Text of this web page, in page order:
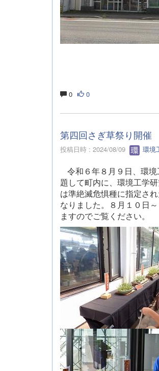
0 0
第四回さぎ草祭り開催
投稿日時 : 2024/08/09 環境
令和６年８月９日、環
題して町内に、環境工学
は準絶滅危惧種に指定さ
なりました。８月１０日
ますのでご覧ください。